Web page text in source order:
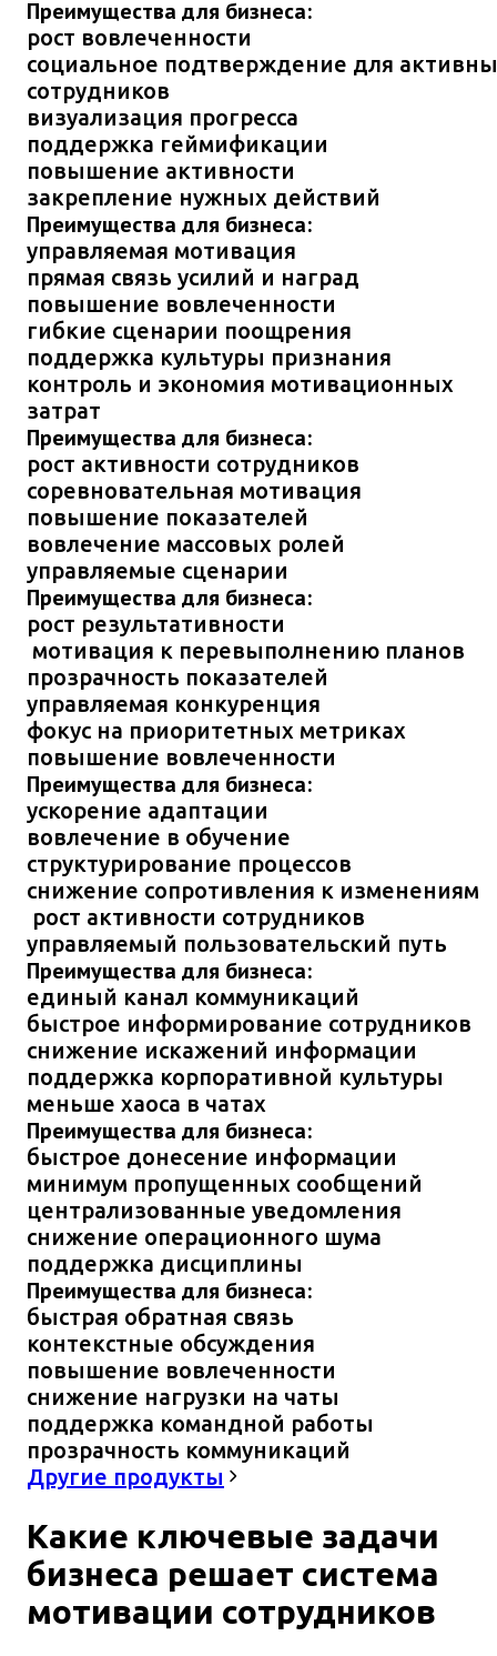
Преимущества для бизнеса:
рост вовлеченности
социальное подтверждение для
сотрудников
визуализация прогресса
поддержка геймификации
повышение активности
закрепление нужных действий
Преимущества для бизнеса:
управляемая мотивация
прямая связь усилий и наград
повышение вовлеченности
гибкие сценарии поощрения
поддержка культуры признания
контроль и экономия мотивационных
затрат
Преимущества для бизнеса:
рост активности сотрудников
соревновательная мотивация
повышение показателей
вовлечение массовых ролей
управляемые сценарии
Преимущества для бизнеса:
рост результативности
мотивация к перевыполнению планов
прозрачность показателей
управляемая конкуренция
фокус на приоритетных метриках
повышение вовлеченности
Преимущества для бизнеса:
ускорение адаптации
вовлечение в обучение
структурирование процессов
снижение сопротивления к изменениям
рост активности сотрудников
управляемый пользовательский путь
Преимущества для бизнеса:
единый канал коммуникаций
быстрое информирование сотрудников
снижение искажений информации
поддержка корпоративной культуры
меньше хаоса в чатах
Преимущества для бизнеса:
быстрое донесение информации
минимум пропущенных сообщений
централизованные уведомления
снижение операционного шума
поддержка дисциплины
Преимущества для бизнеса:
быстрая обратная связь
контекстные обсуждения
повышение вовлеченности
снижение нагрузки на чаты
поддержка командной работы
прозрачность коммуникаций
Другие продукты
Какие ключевые задачи
бизнеса решает система
мотивации сотрудников